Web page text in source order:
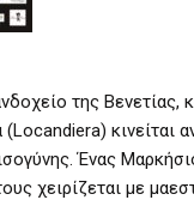
της Βενετίας,
(Locandiera)
Ένας
χειρίζεται με